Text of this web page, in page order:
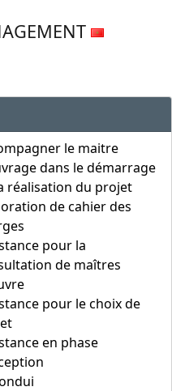
le maitre
dans le démarrage
réalisation du projet
de cahier des
pour la
de maîtres
pour le choix de
en phase